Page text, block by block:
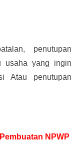
penutupan
usaha yang ingin
Atau penutupan
NPWP